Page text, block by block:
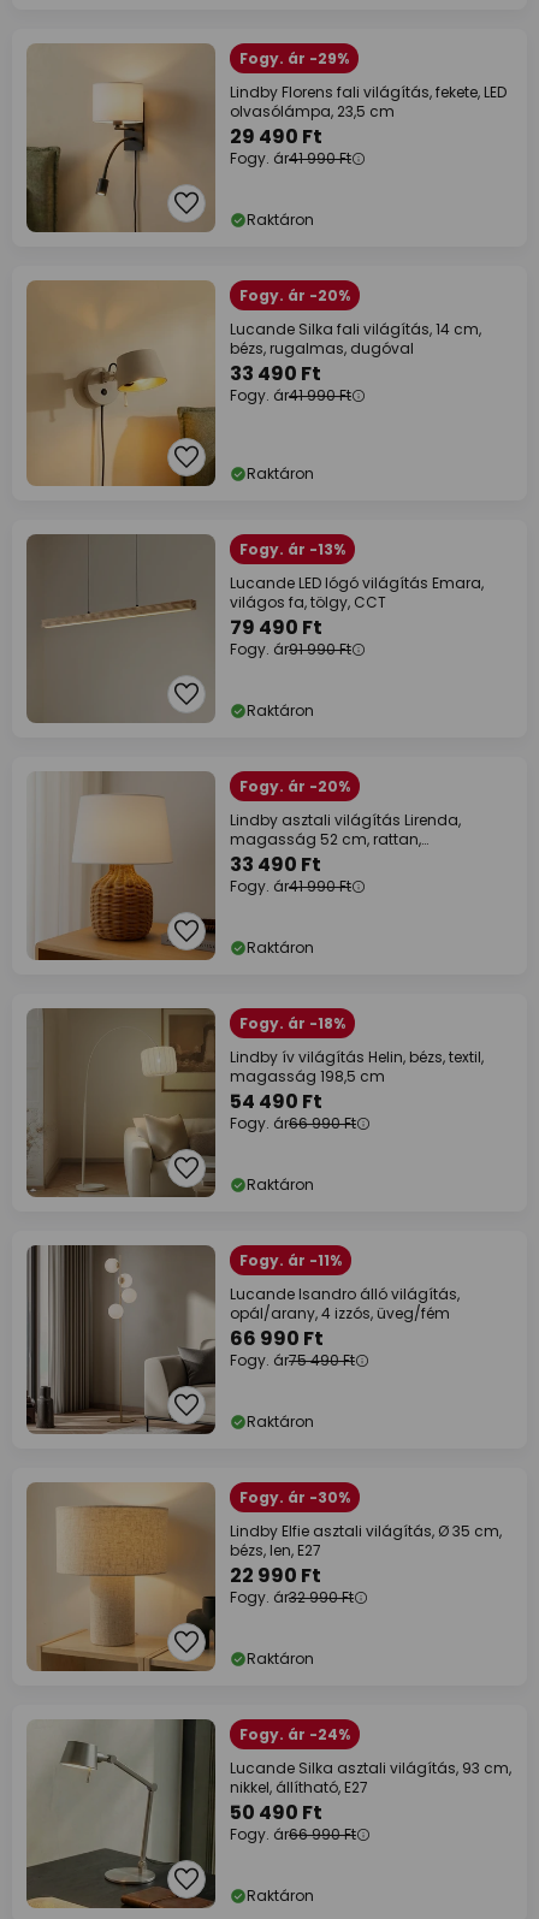
Fogy. ár -29%
Lindby Florens fali világítás, fekete, LED
olvasólámpa, 23,5 cm
29 490 Ft
Fogy. ár41 990 Ft
Raktáron
Fogy. ár -20%
Lucande Silka fali világítás, 14 cm,
bézs, rugalmas, dugóval
33 490 Ft
Fogy. ár41 990 Ft
Raktáron
Fogy. ár -13%
Lucande LED lógó világítás Emara,
világos fa, tölgy, CCT
79 490 Ft
Fogy. ár91 990 Ft
Raktáron
Fogy. ár -20%
Lindby asztali világítás Lirenda,
magasság 52 cm, rattan,
természetes/fehér
33 490 Ft
Fogy. ár41 990 Ft
Raktáron
Fogy. ár -18%
Lindby ív világítás Helin, bézs, textil,
magasság 198,5 cm
54 490 Ft
Fogy. ár66 990 Ft
Raktáron
Fogy. ár -11%
Lucande Isandro álló világítás,
opál/arany, 4 izzós, üveg/fém
66 990 Ft
Fogy. ár75 490 Ft
Raktáron
Fogy. ár -30%
Lindby Elfie asztali világítás, Ø 35 cm,
bézs, len, E27
22 990 Ft
Fogy. ár32 990 Ft
Raktáron
Fogy. ár -24%
Lucande Silka asztali világítás, 93 cm,
nikkel, állítható, E27
50 490 Ft
Fogy. ár66 990 Ft
Raktáron